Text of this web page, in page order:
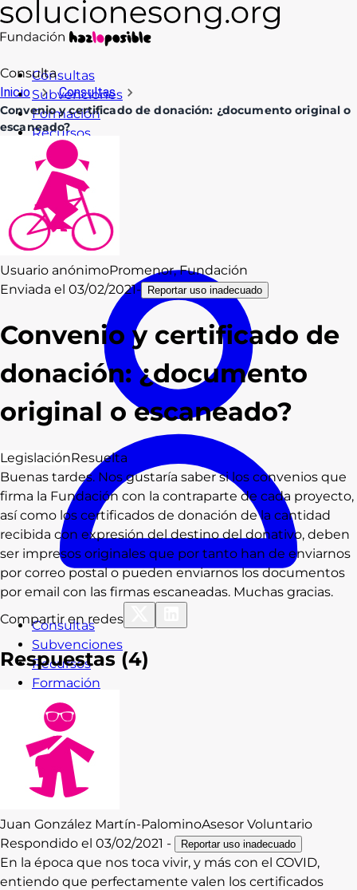
Consultas
Subvenciones
Formación
Recursos
Blog
Contacto
Acceso
Consultas
Subvenciones
Recursos
Formación
Blog
Contacto
Iniciar Sesión
Consulta
Inicio
Consultas
Convenio y certificado de donación: ¿documento original o
escaneado?
Usuario anónimoPromenor, Fundación
Enviada el 03/02/2021- Reportar uso inadecuado
Convenio y certificado de
donación: ¿documento
original o escaneado?
LegislaciónResuelta
Buenas tardes. Nos gustaría saber si los convenios que
firma la Fundación con la contraparte de cada proyecto,
así como los certificados de donación de la cantidad
recibida con expresión del destino del donativo, deben
ser impresos originales que por tanto han de enviarnos
por correo postal o pueden enviarnos los documentos
por email con las firmas escaneadas. Muchas gracias.
Compartir en redes
Respuestas (4)
Juan González Martín-PalominoAsesor Voluntario
Respondido el 03/02/2021 - Reportar uso inadecuado
En la época que nos toca vivir, y más con el COVID,
entiendo que perfectamente valen los certificados